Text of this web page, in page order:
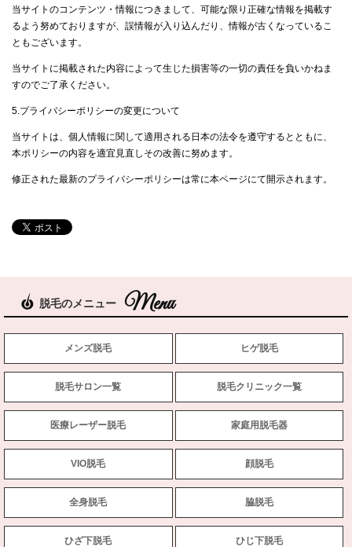
当サイトのコンテンツ・情報につきまして、可能な限り正確な情報を掲載す
るよう努めておりますが、誤情報が入り込んだり、情報が古くなっているこ
ともございます。
当サイトに掲載された内容によって生じた損害等の一切の責任を負いかねま
すのでご了承ください。
5.プライバシーポリシーの変更について
当サイトは、個人情報に関して適用される日本の法令を遵守するとともに、
本ポリシーの内容を適宜見直しその改善に努めます。
修正された最新のプライバシーポリシーは常に本ページにて開示されます。
脱毛のメニュー
メンズ脱毛 ヒゲ脱毛
脱毛サロン一覧 脱毛クリニック一覧
医療レーザー脱毛 家庭用脱毛器
VIO脱毛 顔脱毛
全身脱毛 脇脱毛
ひざ下脱毛 ひじ下脱毛